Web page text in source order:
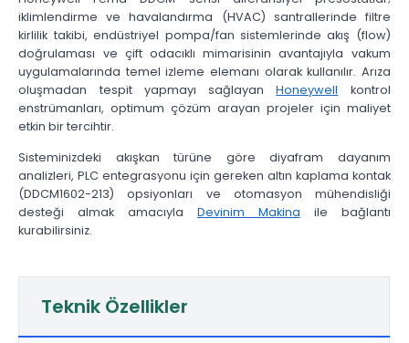
iklimlendirme ve havalandırma (HVAC) santrallerinde filtre
kirlilik takibi, endüstriyel pompa/fan sistemlerinde akış (flow)
doğrulaması ve çift odacıklı mimarisinin avantajıyla vakum
uygulamalarında temel izleme elemanı olarak kullanılır. Arıza
oluşmadan tespit yapmayı sağlayanHoneywell kontrol
enstrümanları, optimum çözüm arayan projeler için maliyet
etkin bir tercihtir.
Sisteminizdeki akışkan türüne göre diyafram dayanım
analizleri, PLC entegrasyonu için gereken altın kaplama kontak
(DDCM1602-213) opsiyonları ve otomasyon mühendisliği
desteği almak amacıyla Devinim Makina ile bağlantı
kurabilirsiniz.
Teknik Özellikler